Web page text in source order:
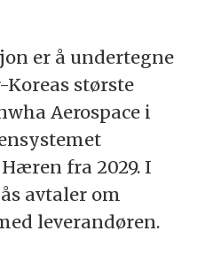
er å undertegne
største
Aerospace i
fra 2029. I
avtaler om
leverandøren.